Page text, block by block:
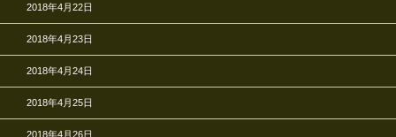
2018年4月22日
2018年4月23日
2018年4月24日
2018年4月25日
2018年4月26日